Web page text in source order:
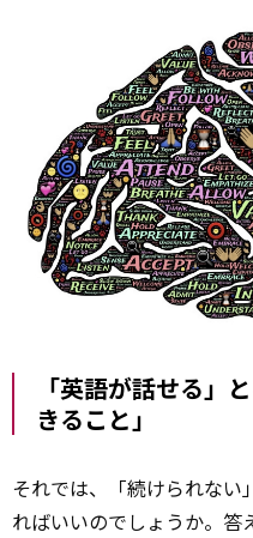
「英語が話せる」
きること」
それでは、「続けられない
ればいいのでしょうか。答